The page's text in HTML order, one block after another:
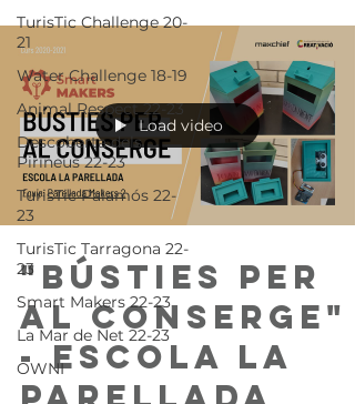
TurisTic Challenge 20-
21
Water Challenge 18-19
Animal Respect 22-23
Descoberta dels
Pirineus 22-23
TurisTic Palamós 22-
23
TurisTic Tarragona 22-
23
Smart Makers 22-23
La Mar de Net 22-23
OWNI
Load video
"Bústies per
al conserge"
- Escola La